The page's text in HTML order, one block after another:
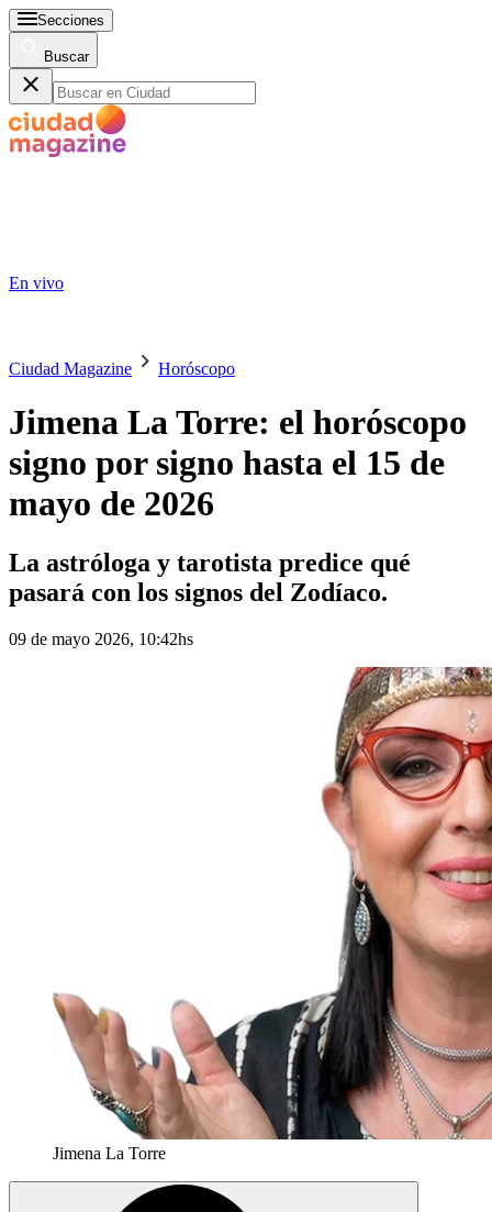
Secciones
Buscar
En vivo
Ciudad Magazine Horóscopo
Jimena La Torre: el horóscopo
signo por signo hasta el 15 de
mayo de 2026
La astróloga y tarotista predice qué
pasará con los signos del Zodíaco.
09 de mayo 2026, 10:42hs
Jimena La Torre